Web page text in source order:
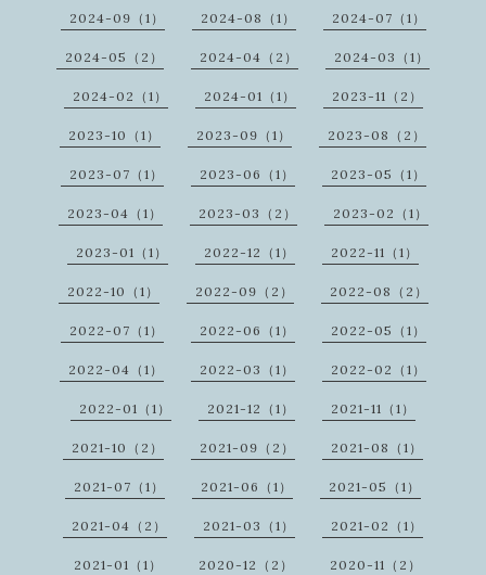
2024-09（1） 2024-08（1） 2024-07（1）
2024-05（2） 2024-04（2） 2024-03（1）
2024-02（1） 2024-01（1） 2023-11（2）
2023-10（1） 2023-09（1） 2023-08（2）
2023-07（1） 2023-06（1） 2023-05（1）
2023-04（1） 2023-03（2） 2023-02（1）
2023-01（1） 2022-12（1） 2022-11（1）
2022-10（1） 2022-09（2） 2022-08（2）
2022-07（1） 2022-06（1） 2022-05（1）
2022-04（1） 2022-03（1） 2022-02（1）
2022-01（1） 2021-12（1） 2021-11（1）
2021-10（2） 2021-09（2） 2021-08（1）
2021-07（1） 2021-06（1） 2021-05（1）
2021-04（2） 2021-03（1） 2021-02（1）
2021-01（1） 2020-12（2） 2020-11（2）